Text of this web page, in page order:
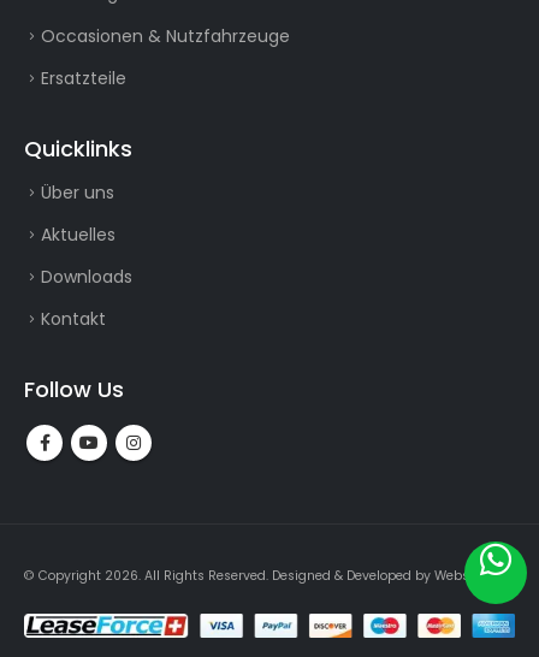
Occasionen & Nutzfahrzeuge
Ersatzteile
Quicklinks
Über uns
Aktuelles
Downloads
Kontakt
Follow Us
© Copyright 2026. All Rights Reserved. Designed & Developed by Webslogin